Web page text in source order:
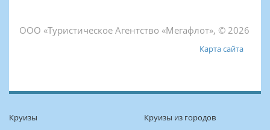
ООО «Туристическое Агентство «Мегафлот», © 2026
Карта сайта
Круизы
Круизы из городов